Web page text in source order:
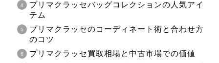
プリマクラッセバッグコレクションの人気アイ
テム
プリマクラッセのコーディネート術と合わせ方
のコツ
プリマクラッセ買取相場と中古市場での価値